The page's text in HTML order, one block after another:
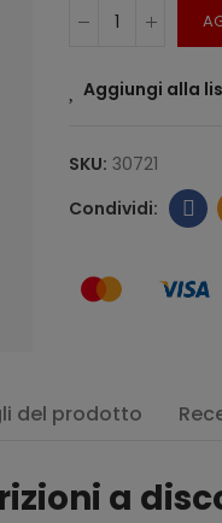
Aggiungi alla
SKU: 30721
del prodotto
a